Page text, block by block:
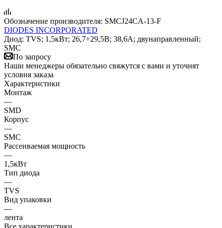
Обозначение производителя: SMCJ24CA-13-F
DIODES INCORPORATED
Диод: TVS; 1,5кВт; 26,7÷29,5В; 38,6А; двунаправленный;
SMC
По запросу
Наши менеджеры обязательно свяжутся с вами и уточнят
условия заказа
Характеристики
Монтаж
—
SMD
Корпус
—
SMC
Рассеиваемая мощность
—
1,5кВт
Тип диода
—
TVS
Вид упаковки
—
лента
Все характеристики